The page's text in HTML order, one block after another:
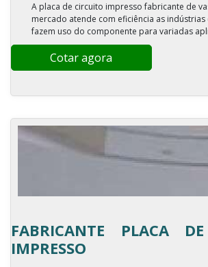
A placa de circuito impresso fabricante de
mercado atende com eficiência as
fazem uso do componente para variadas
Cotar agora
FABRICANTE PLACA
IMPRESSO